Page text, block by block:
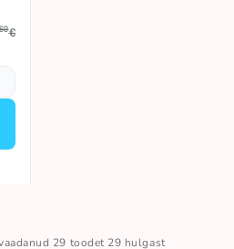
€
29 toodet 29 hulgast